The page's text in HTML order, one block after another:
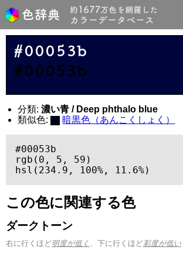
#00053b
#00053b
分類: 濃い青 / Deep phthalo blue
類似色:
暗黒色（あんこくしょく）
#00053b
rgb(0, 5, 59)
hsl(234.9, 100%, 11.6%)
この色に関連する色
ダークトーン
右に行くほど明度が低く 、下に行くほど彩度が低い